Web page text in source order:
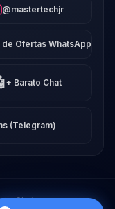
@mastertechjr
de Ofertas WhatsApp
+ Barato Chat
(Telegram)
Chat